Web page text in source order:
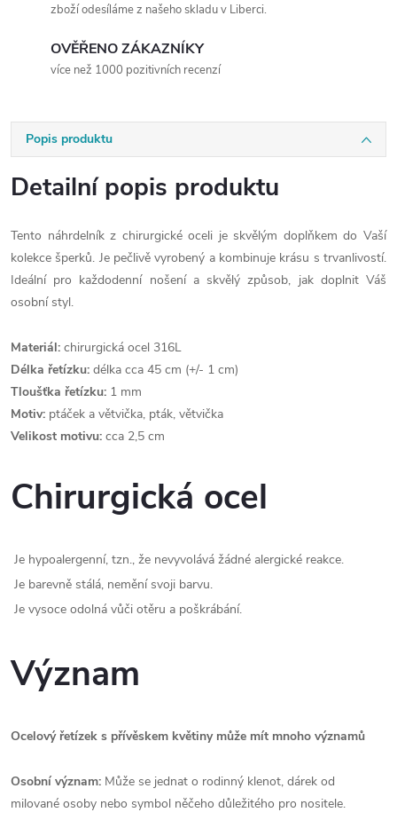
zboží odesíláme z našeho skladu v Liberci.
OVĚŘENO ZÁKAZNÍKY
více než 1000 pozitivních recenzí
Popis produktu
Detailní popis produktu
Tento náhrdelník z chirurgické oceli je skvělým doplňkem do Vaší
kolekce šperků. Je pečlivě vyrobený a kombinuje krásu s trvanlivostí.
Ideální pro každodenní nošení a skvělý způsob, jak doplnit Váš
osobní styl.
Materiál: chirurgická ocel 316L
Délka řetízku: délka cca 45 cm (+/- 1 cm)
Tloušťka řetízku: 1 mm
Motiv: ptáček a větvička, pták, větvička
Velikost motivu: cca 2,5 cm
Chirurgická ocel
Je hypoalergenní, tzn., že nevyvolává žádné alergické reakce.
Je barevně stálá, nemění svoji barvu.
Je vysoce odolná vůči otěru a poškrábání.
Význam
Ocelový řetízek s přívěskem květiny může mít mnoho významů
Osobní význam: Může se jednat o rodinný klenot, dárek od
milované osoby nebo symbol něčeho důležitého pro nositele.